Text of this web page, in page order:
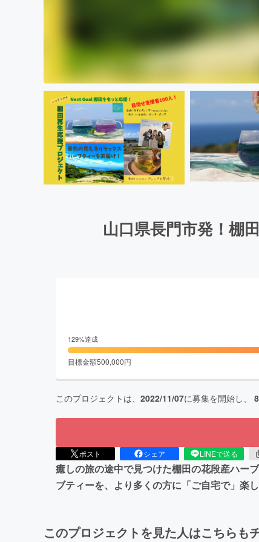
山口県長門市発！棚
129%達成
目標金額500,000円
このプロジェクトは、 2022/11/07に募集を開始し、
ポスト シェア LINEで送る
癒しの旅の途中で見つけた棚田の花段産ハー
ブティーを、より多くの方に「ご自宅で」楽
このプロジェクトを見た人はこちらも